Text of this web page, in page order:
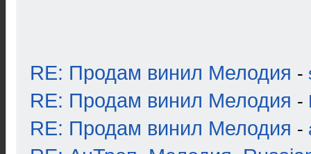
RE: Продам винил Мелодия -
RE: Продам винил Мелодия -
RE: Продам винил Мелодия -